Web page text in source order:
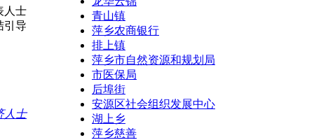
人士
引导
人士
青山镇
萍乡农商银行
排上镇
萍乡市自然资源和规划局
市医保局
后埠街
安源区社会组织发展中心
湖上乡
萍乡慈善